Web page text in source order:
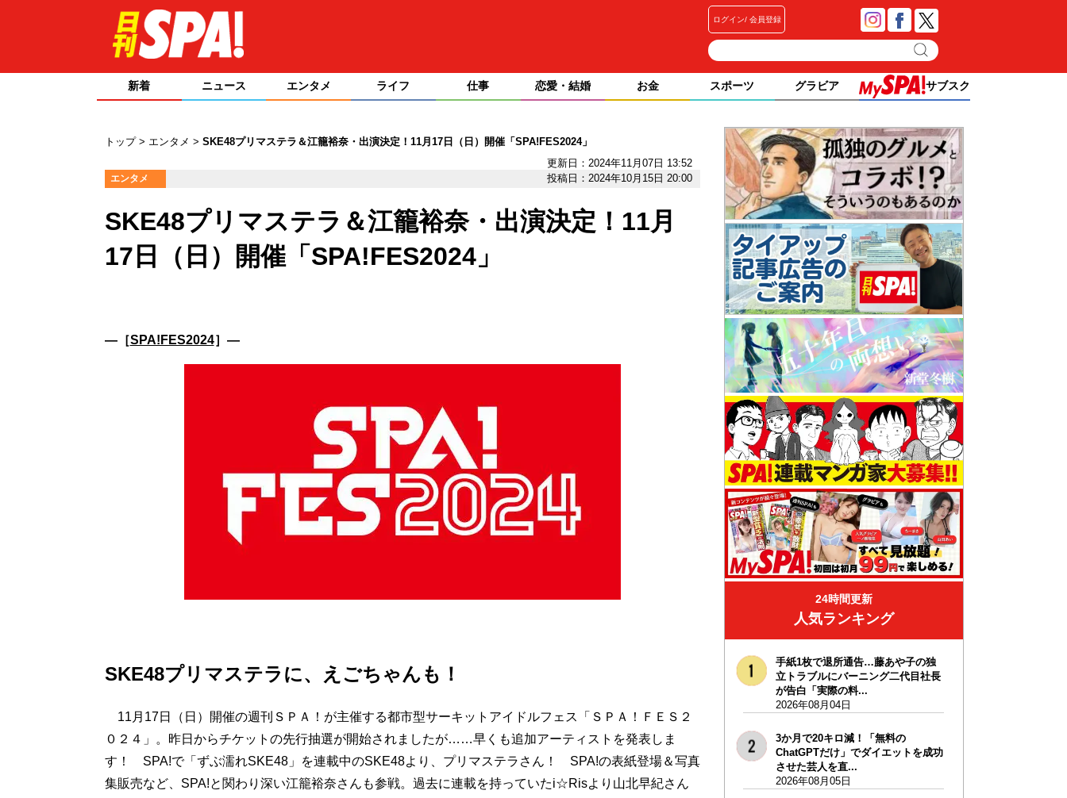
ログイン 会員登録
新着 ニュース エンタメ ライフ 仕事 恋愛・結婚 お金 スポーツ グラビア サブスク
トップ エンタメ
SKE48プリマステラ＆江籠裕奈・出演決定！11月17日（日）開催「SPA!FES2024」
更新日：2024年11月07日 13:52
エンタメ 投稿日：2024年10月15日 20:00
SKE48プリマステラ＆江籠裕奈・出演決定！11月
17日（日）開催「SPA!FES2024」
―［SPA!FES2024］―
SKE48プリマステラに、えごちゃんも！
11月17日（日）開催の週刊ＳＰＡ！が主催する都市型サーキットアイドルフェス「ＳＰＡ！ＦＥＳ２
０２４」。昨日からチケットの先行抽選が開始されましたが……早くも追加アーティストを発表しま
す！ SPA!で「ずぶ濡れSKE48」を連載中のSKE48より、プリマステラさん！ SPA!の表紙登場＆写真
集販売など、SPA!と関わり深い江籠裕奈さんも参戦。過去に連載を持っていたi☆Risより山北早紀さん
24時間更新
人気ランキング
手紙1枚で退所通告…藤あや子の独
立トラブルにバーニング二代目社長
が告白「実際の料...
2026年08月04日
3か月で20キロ減！「無料の
ChatGPTだけ」でダイエットを成功
させた芸人を直...
2026年08月05日